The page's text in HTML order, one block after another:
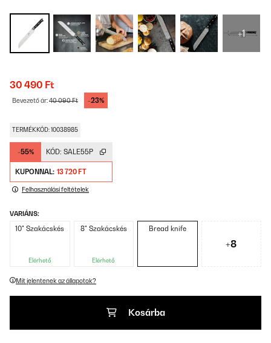
+1
30 490 Ft
Bevezető ár:40 090 Ft -23%
TERMÉKKÓD: 10038985
-55% KÓD: SALE55P
KUPONNAL: 13 720 FT
Felhasználási feltételek
VARIÁNS:
10" Szakácskés
Elérhető
8" Szakácskés
Elérhető
Bread knife
+8
Mit jelentenek az állapotok?
Kosárba